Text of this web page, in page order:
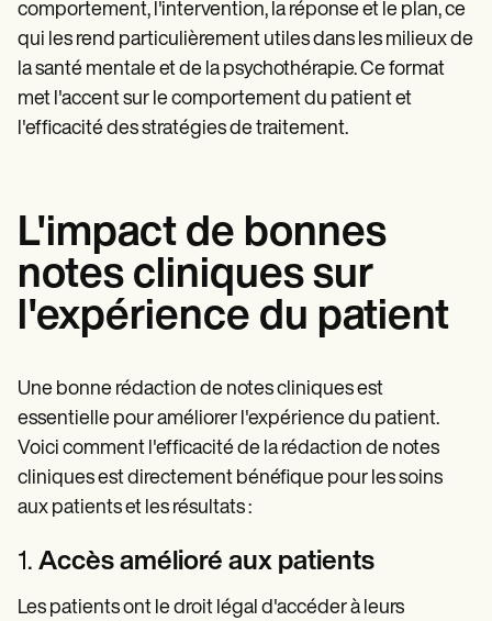
comportement, l'intervention, la réponse et le plan, ce
qui les rend particulièrement utiles dans les milieux de
la santé mentale et de la psychothérapie. Ce format
met l'accent sur le comportement du patient et
l'efficacité des stratégies de traitement.
L'impact de bonnes
notes cliniques sur
l'expérience du patient
Une bonne rédaction de notes cliniques est
essentielle pour améliorer l'expérience du patient.
Voici comment l'efficacité de la rédaction de notes
cliniques est directement bénéfique pour les soins
aux patients et les résultats :
1. Accès amélioré aux patients
Les patients ont le droit légal d'accéder à leurs